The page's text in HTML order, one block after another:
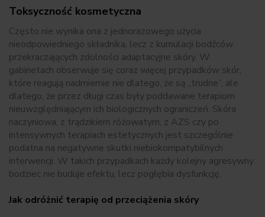
Toksyczność kosmetyczna
Często nie wynika ona z jednorazowego użycia
nieodpowiedniego składnika, lecz z kumulacji bodźców
przekraczających zdolności adaptacyjne skóry. W
gabinetach obserwuje się coraz więcej przypadków skór,
które reagują nadmiernie nie dlatego, że są „trudne”, ale
dlatego, że przez długi czas były poddawane terapiom
nieuwzględniającym ich biologicznych ograniczeń. Skóra
naczyniowa, z trądzikiem różowatym, z AZS czy po
intensywnych terapiach estetycznych jest szczególnie
podatna na negatywne skutki niebiokompatybilnych
interwencji. W takich przypadkach każdy kolejny agresywny
bodziec nie buduje efektu, lecz pogłębia dysfunkcję.
Jak odróżnić terapię od przeciążenia skóry